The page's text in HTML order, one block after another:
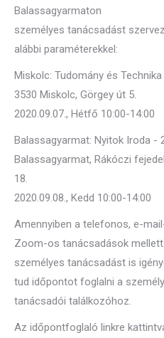
Balassagyarmaton
személyes tanácsadást
alábbi paraméterekkel:
Miskolc: Tudomány és
3530 Miskolc, Görgey út 5.
2020.09.07., Hétfő 10:00-14:00
Balassagyarmat: Nyitok Iroda -
Balassagyarmat, Rákóczi
18.
2020.09.08., Kedd 10:00-14:00
Amennyiben a telefonos, e-
Zoom-os tanácsadások mellett
személyes tanácsadást is
tud időpontot foglalni a
tanácsadói találkozóhoz.
Az időpontfoglaló linkre